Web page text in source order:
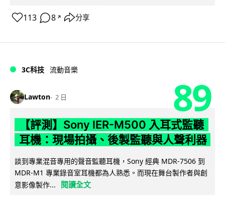
113 8 ↗ 分享
3C科技 流動音樂
Lawton 2 日 89
【評測】Sony IER-M500 入耳式監聽
耳機：現場拍攝、後製監聽與人聲利器
談到專業混音專用的聲音監聽耳機，Sony 經典 MDR-7506 到
MDR-M1 專業錄音室耳機都為人熟悉。而現在舞台製作者與創
意影像製作...
閱讀全文